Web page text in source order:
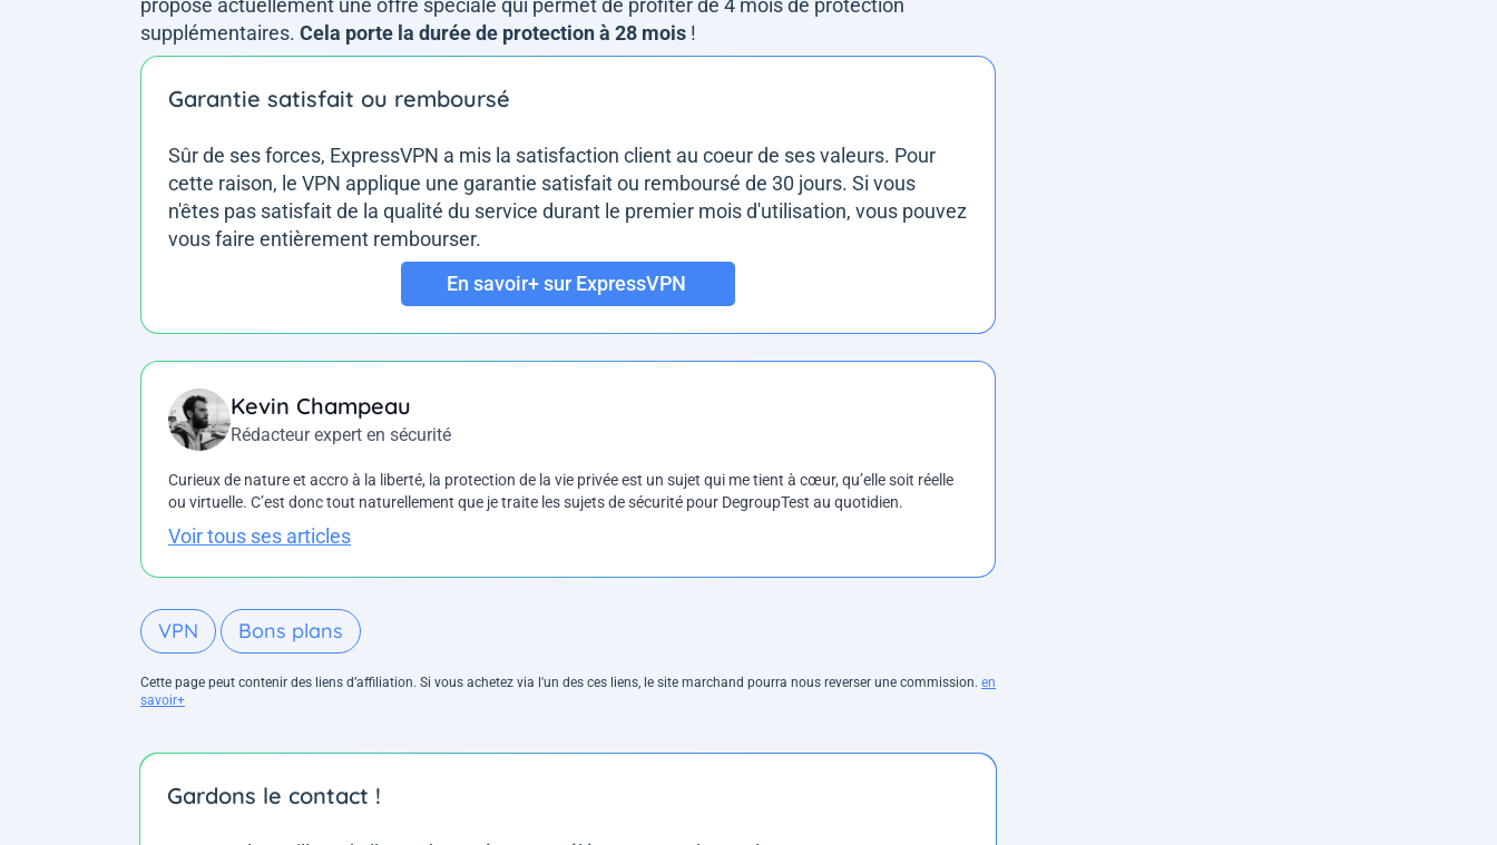
supplémentaires. Cela porte la durée de protection à 28 mois !
Garantie satisfait ou remboursé
Sûr de ses forces, ExpressVPN a mis la satisfaction client au coeur de ses valeurs. Pour
cette raison, le VPN applique une garantie satisfait ou remboursé de 30 jours. Si vous
n'êtes pas satisfait de la qualité du service durant le premier mois d'utilisation, vous pouvez
vous faire entièrement rembourser.
En savoir+ sur ExpressVPN
Kevin Champeau
Rédacteur expert en sécurité
Curieux de nature et accro à la liberté, la protection de la vie privée est un sujet qui me tient à cœur, qu’elle soit réelle
ou virtuelle. C’est donc tout naturellement que je traite les sujets de sécurité pour DegroupTest au quotidien.
Voir tous ses articles
VPN Bons plans
Cette page peut contenir des liens d’affiliation. Si vous achetez via l'un des ces liens, le site marchand pourra nous reverser une commission. en
savoir+
Gardons le contact !